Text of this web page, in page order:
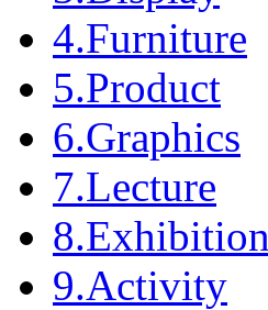
4.Furniture
5.Product
6.Graphics
7.Lecture
8.Exhibition
9.Activity